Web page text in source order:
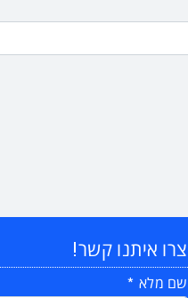
צרו איתנו קשר!
שם מלא